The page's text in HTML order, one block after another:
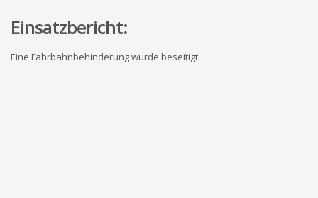
Einsatzbericht:
Eine Fahrbahnbehinderung wurde beseitigt.